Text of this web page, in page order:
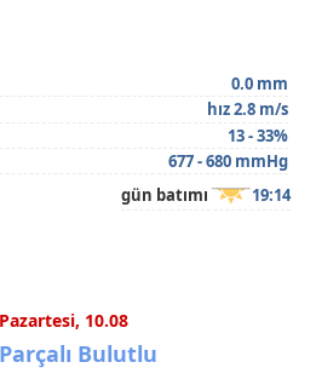
0.0 mm
hız 2.8 m/s
13 - 33%
677 - 680 mmHg
gün batımı 19:14
Pazartesi, 10.08
Parçalı Bulutlu